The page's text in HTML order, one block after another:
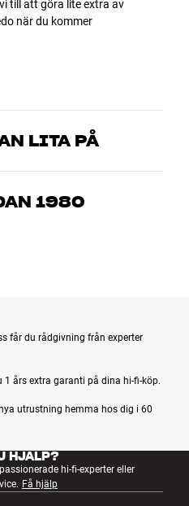
+ nätverk)
till att göra lite extra av
när du kommer
LITA PÅ
som kan produkterna och
att hitta den lösning som
1980
får du rådgivning från experter
års extra garanti på dina hi-fi-köp.
utrustning hemma hos dig i 60
HJÄLP?
hi-fi-experter eller
Få hjälp